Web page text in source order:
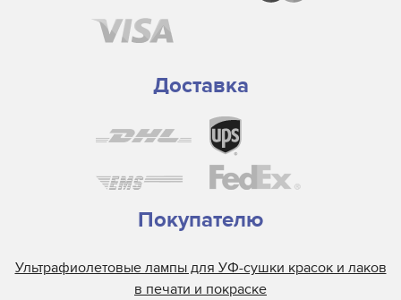
Доставка
Покупателю
Ультрафиолетовые лампы для УФ-сушки красок и лаков
в печати и покраске